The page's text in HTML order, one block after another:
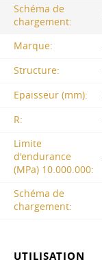
Schéma de
chargement:
Marque:
Structure:
Epaisseur (mm):
R:
Limite
d'endurance
(MPa) 10.000.000:
Schéma de
chargement:
UTILISATION